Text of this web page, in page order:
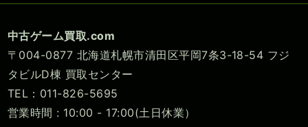
中古ゲーム買取.com
〒004-0877 北海道札幌市清田区平岡7条3-18-54 フジ
タビルD棟 買取センター
TEL：011-826-5695
営業時間 : 10:00 - 17:00(土日休業）